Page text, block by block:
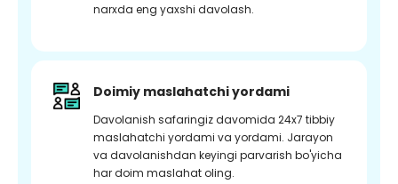
narxda eng yaxshi davolash.
Doimiy maslahatchi yordami
Davolanish safaringiz davomida 24x7 tibbiy
maslahatchi yordami va yordami. Jarayon
va davolanishdan keyingi parvarish bo'yicha
har doim maslahat oling.